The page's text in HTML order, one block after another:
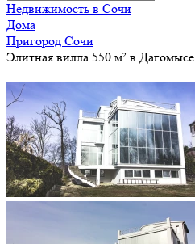
Недвижимость в Сочи
Дома
Пригород Сочи
Элитная вилла 550 м² в Дагомысе